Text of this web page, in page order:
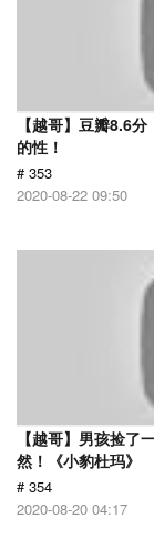
【越哥】豆瓣8.6
的性！
# 353
2020-08-22 09:50
【越哥】男孩捡了
然！《小豹杜玛》
# 354
2020-08-20 04:17